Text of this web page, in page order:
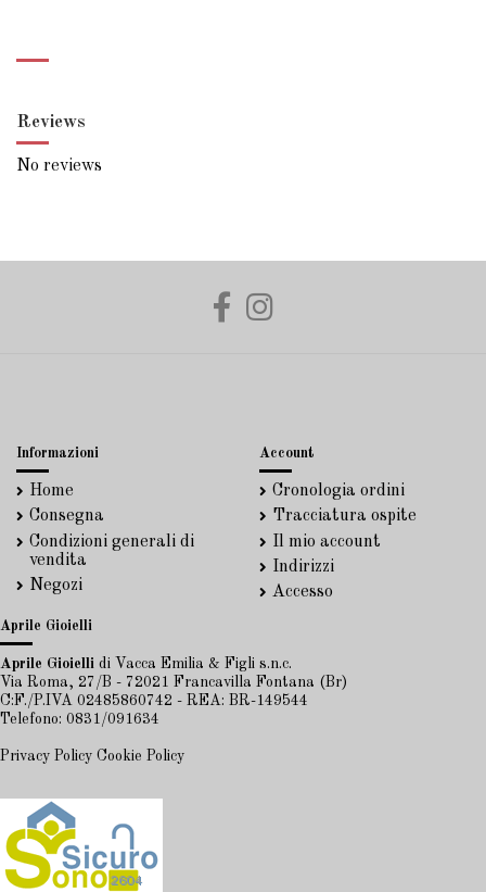
Reviews
No reviews
Informazioni
Home
Consegna
Condizioni generali di
vendita
Negozi
Account
Cronologia ordini
Tracciatura ospite
Il mio account
Indirizzi
Accesso
Aprile Gioielli
Aprile Gioielli di Vacca Emilia & Figli s.n.c.
Via Roma, 27/B - 72021 Francavilla Fontana (Br)
C:F./P.IVA 02485860742 - REA: BR-149544
Telefono: 0831/091634
Privacy Policy Cookie Policy